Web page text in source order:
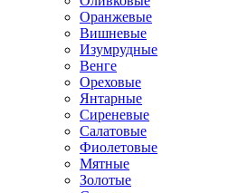
Оранжевые
Вишневые
Изумрудные
Венге
Ореховые
Янтарные
Сиреневые
Салатовые
Фиолетовые
Мятные
Золотые